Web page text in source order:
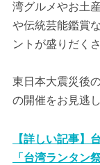
湾グルメやお土
や伝統芸能鑑賞
ントが盛りだくさ
東日本大震災後
の開催をお見逃
【詳しい記事】
「台湾ランタ